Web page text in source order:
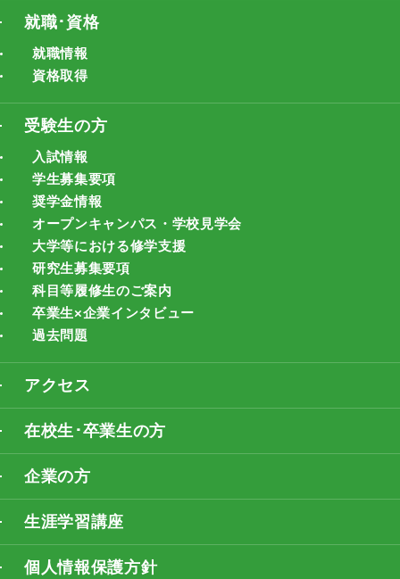
就職･資格
就職情報
資格取得
受験生の方
入試情報
学生募集要項
奨学金情報
オープンキャンパス・学校見学会
大学等における修学支援
研究生募集要項
科目等履修生のご案内
卒業生×企業インタビュー
過去問題
アクセス
在校生･卒業生の方
企業の方
生涯学習講座
個人情報保護方針